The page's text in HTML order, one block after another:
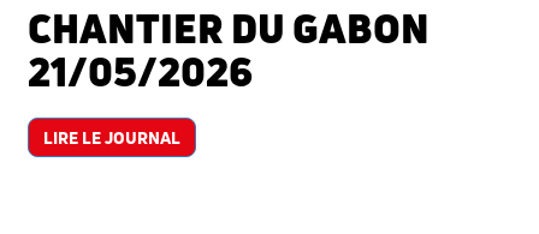
CHANTIER DU GABON
21/05/2026
LIRE LE JOURNAL